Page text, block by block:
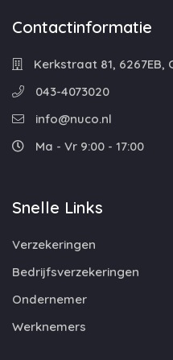
Contactinformatie
Kerkstraat 81, 6267EB,
043-4073020
info@nuco.nl
Ma - Vr 9:00 - 17:00
Snelle Links
Verzekeringen
Bedrijfsverzekeringen
Ondernemer
Werknemers